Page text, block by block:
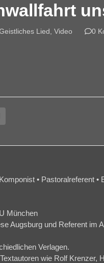
Lied, Video 0
• Pastoralreferent
München
Augsburg und Referent im
Verlagen.
wie Rolf Krenzer,